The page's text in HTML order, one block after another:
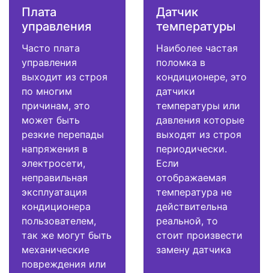
Плата
управления
Часто плата
управления
выходит из строя
по многим
причинам, это
может быть
резкие перепады
напряжения в
электросети,
неправильная
эксплуатация
кондиционера
пользователем,
так же могут быть
механические
повреждения или
Датчик
температуры
Наиболее частая
поломка в
кондиционере, это
датчики
температуры или
давления которые
выходят из строя
периодически.
Если
отображаемая
температура не
действительна
реальной, то
стоит произвести
замену датчика